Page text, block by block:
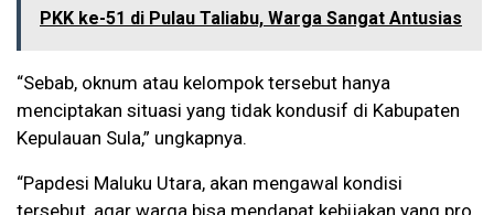
PKK ke-51 di Pulau Taliabu, Warga Sangat Antusias
“Sebab, oknum atau kelompok tersebut hanya
menciptakan situasi yang tidak kondusif di Kabupaten
Kepulauan Sula,” ungkapnya.
“Papdesi Maluku Utara, akan mengawal kondisi